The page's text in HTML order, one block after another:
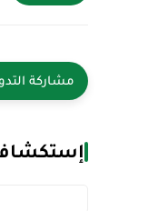
إستكشاف